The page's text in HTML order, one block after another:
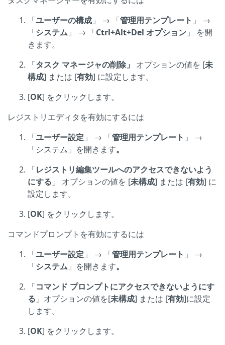
「ユーザーの構成 」 → 「管理用テンプレート 」 →
「システム 」 → 「Ctrl+Alt+Del オプション 」 を開
きます。
「タスク マネージャの削除」 オプションの値を [未
構成] または [有効] に設定します。
[OK] をクリックします。
レジストリエディタを有効にするには
「ユーザー設定 」 → 「管理用テンプレート 」 →
「システム」を開きます。
「レジストリ編集ツールへのアクセスできないよう
にする 」 オプションの値を [未構成] または [有効] に
設定します。
[OK] をクリックします。
コマンドプロンプトを有効にするには
「ユーザー設定 」 → 「管理用テンプレート 」 →
「システム 」を開きます。
「コマンド プロンプトにアクセスできないようにす
る 」オプションの値を[未構成] または [有効]に設定
します。
[OK] をクリックします。